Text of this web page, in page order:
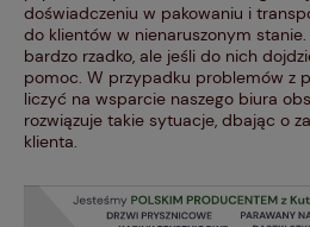
doświadczeniu w pakowaniu i
do klientów w nienaruszonym stanie.
bardzo rzadko, ale jeśli do nich
pomoc. W przypadku problemów z
liczyć na wsparcie naszego biura
rozwiązuje takie sytuacje, dbając o
klienta.